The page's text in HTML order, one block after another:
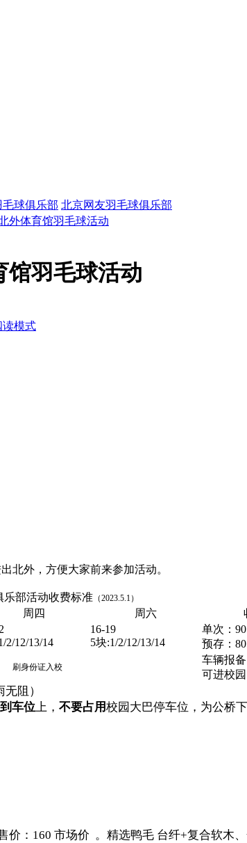
毛球俱乐部 北京网友羽毛球俱乐部
外体育馆羽毛球活动
馆羽毛球活动
读模式
北外，方便大家前来参加活动。
乐部活动收费标准（2023.5.1）
周四 周六
2/12/13/14
16-19
5块:1/2/12/13/14
单次：90
预存：80
刷身份证入校
车辆报备
可进校园
阻）
车位上， 不要占用校园大巴停车位，为公桥
：160 市场价 。精选鸭毛 台纤+复合软木